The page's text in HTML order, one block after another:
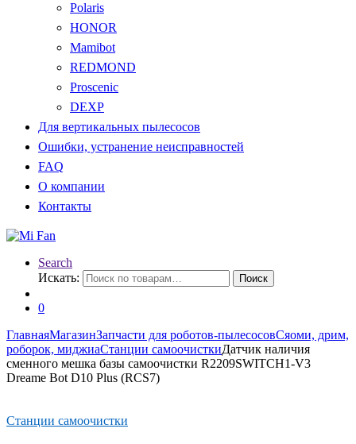
Polaris
HONOR
Mamibot
REDMOND
Proscenic
DEXP
Для вертикальных пылесосов
Ошибки, устранение неисправностей
FAQ
О компании
Контакты
Search
Искать:
Поиск
0
ГлавнаяМагазинЗапчасти для роботов-пылесосовСяоми, дрим,
роборок, миджиаСтанции самоочисткиДатчик наличия
сменного мешка базы самоочистки R2209SWITCH1-V3
Drеаmе Воt D10 Рlus (RCS7)
Станции самоочистки